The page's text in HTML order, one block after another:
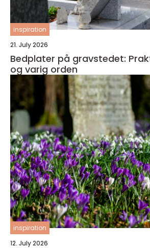
inspiration
21. July 2026
Bedplater på gravstedet:
og varig orden
inspiration
12. July 2026